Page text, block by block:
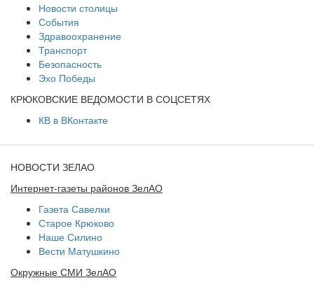
Новости столицы
События
Здравоохранение
Транспорт
Безопасность
Эхо Победы
КРЮКОВСКИЕ ВЕДОМОСТИ В СОЦСЕТЯХ
КВ в ВКонтакте
НОВОСТИ ЗЕЛАО
Интернет-газеты районов ЗелАО
Газета Савелки
Старое Крюково
Наше Силино
Вести Матушкино
Окружные СМИ ЗелАО